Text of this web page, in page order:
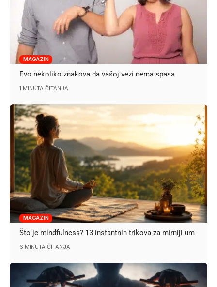
MAGAZIN
Evo nekoliko znakova da vašoj vezi nema spasa
1 MINUTA ČITANJA
MAGAZIN
Što je mindfulness? 13 instantnih trikova za mirniji um
6 MINUTA ČITANJA